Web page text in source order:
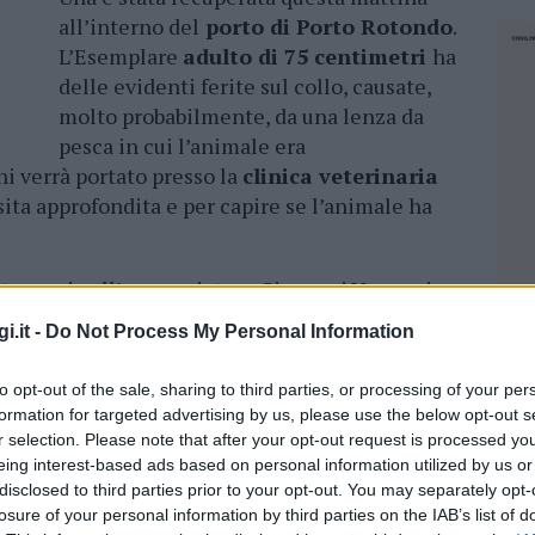
- Do Not Process My Personal Information
opt-out of the sale, sharing to third parties, or processing of your
for targeted advertising by us, please use the below opt-out
selection. Please note that after your opt-out request is processed
interest-based ads based on personal information utilized by us
to third parties prior to your opt-out. You may separately
of your personal information by third parties on the IAB’s list of
all’interno del porto di Porto Rotondo.
L’Esemplare adulto di 75 centimetri ha
delle evidenti ferite sul collo, causate,
molto probabilmente, da una lenza da
pesca in cui l’animale era
verrà portato presso la clinica veterinaria
approfondita e per capire se l’animale ha
grazie all’ormeggiatore Giovanni Varrucciu,
e al comandante della Guardia costiera di
Anselli che hanno contattato gli uffici
prestato le prime attenzioni
caretta caretta, probabilmente solo tre mesi,
spiaggia di Marinella. Lapiccola sta
partirà per la Clinica Veterinaria Duemari